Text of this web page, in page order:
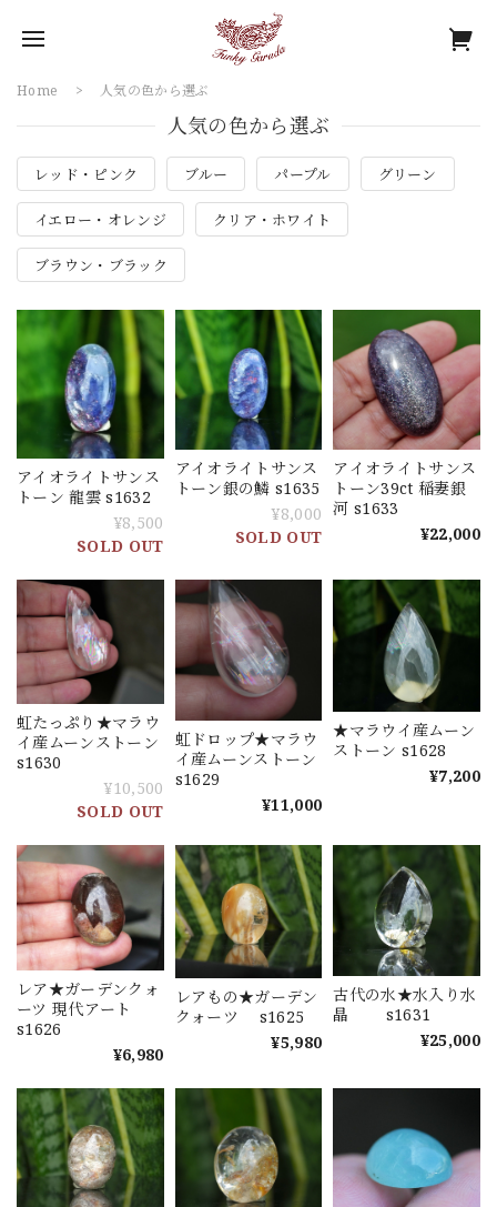
Home 人気の色から選ぶ
人気の色から選ぶ
レッド・ピンク ブルー パープル グリーン
イエロー・オレンジ クリア・ホワイト
ブラウン・ブラック
アイオライトサンス
トーン 龍雲 s1632
¥8,500
SOLD OUT
アイオライトサンス
トーン銀の鱗 s1635
¥8,000
SOLD OUT
アイオライトサンス
トーン39ct 稲妻銀
河 s1633
¥22,000
虹たっぷり★マラウ
イ産ムーンストーン
s1630
¥10,500
SOLD OUT
虹ドロップ★マラウ
イ産ムーンストーン
s1629
¥11,000
★マラウイ産ムーン
ストーン s1628
¥7,200
レア★ガーデンクォ
ーツ 現代アート
s1626
¥6,980
レアもの★ガーデン
クォーツ s1625
¥5,980
古代の水★水入り水
晶 s1631
¥25,000